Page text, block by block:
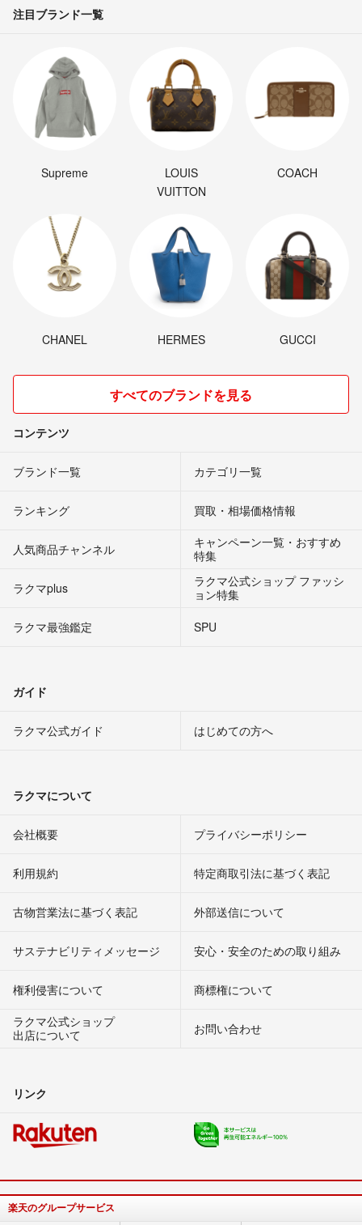
注目ブランド一覧
Supreme
LOUIS
VUITTON
COACH
CHANEL HERMES GUCCI
すべてのブランドを見る
コンテンツ
ブランド一覧 カテゴリ一覧
ランキング 買取・相場価格情報
人気商品チャンネル
キャンペーン一覧・おすすめ
特集
ラクマplus
ラクマ公式ショップ ファッシ
ョン特集
ラクマ最強鑑定
SPU
ガイド
ラクマ公式ガイド はじめての方へ
ラクマについて
会社概要 プライバシーポリシー
利用規約 特定商取引法に基づく表記
古物営業法に基づく表記 外部送信について
サステナビリティメッセージ 安心・安全のための取り組み
権利侵害について
商標権について
ラクマ公式ショップ
出店について
お問い合わせ
リンク
楽天のグループサービス